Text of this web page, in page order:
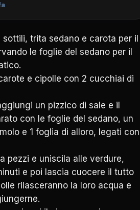
sottili, trita sedano e carota per il
le foglie del sedano per il
e cipolle con 2 cucchiai di
un pizzico di sale e il
con le foglie del sedano, un
e 1 foglia di alloro, legati con
pezzi e uniscila alle verdure,
e poi lascia cuocere il tutto
rilasceranno la loro acqua e